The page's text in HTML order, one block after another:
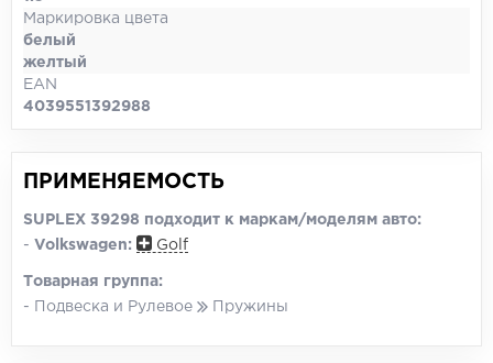
Маркировка цвета
белый
желтый
EAN
4039551392988
ПРИМЕНЯЕМОСТЬ
SUPLEX 39298 подходит к маркам/моделям авто:
- Volkswagen: Golf
Товарная группа:
- Подвеска и Рулевое
Пружины